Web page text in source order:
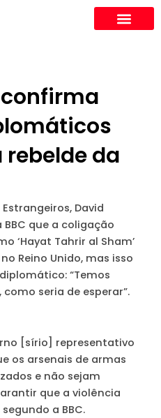
confirma
da
David
BBC que a coligação
‘Hayat Tahrir al Sham’
Reino Unido, mas isso
“Temos
seria de esperar”.
[sírio] representativo
os arsenais de armas
e não sejam
que a violência
a BBC.